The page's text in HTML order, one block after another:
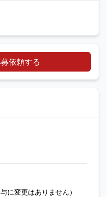
依頼する
に変更はありません）